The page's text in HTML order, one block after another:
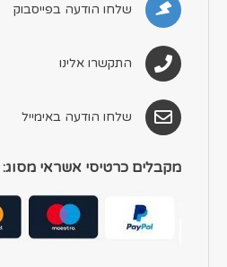
שלחו הודעה בפייסבוק
התקשרו אלינו
שלחו הודעה באימייל
מקבלים כרטיסי אשראי מסוג: